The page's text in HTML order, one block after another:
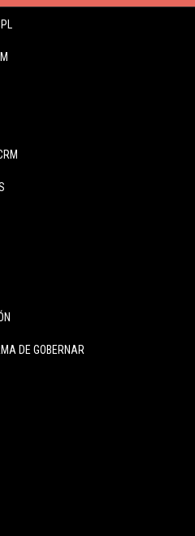
DE GOBERNAR